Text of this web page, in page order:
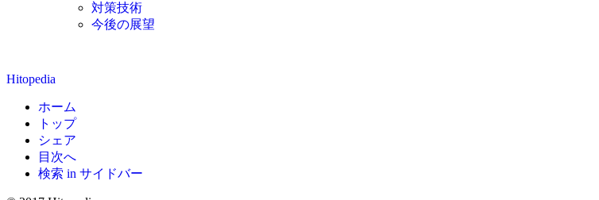
対策技術
今後の展望
Hitopedia
ホーム
トップ
シェア
目次へ
検索 in サイドバー